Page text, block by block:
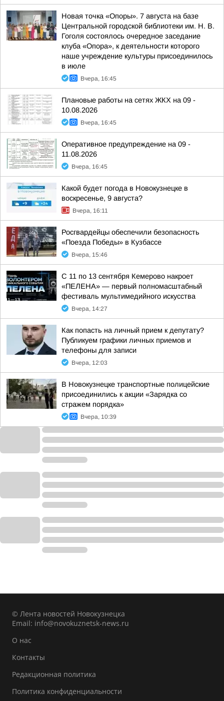
Новая точка «Опоры». 7 августа на базе
Центральной городской библиотеки им. Н. В.
Гоголя состоялось очередное заседание
клуба «Опора», к деятельности которого
наше учреждение культуры присоединилось
в июле
Вчера, 16:45
Плановые работы на сетях ЖКХ на 09 -
10.08.2026
Вчера, 16:45
Оперативное предупреждение на 09 -
11.08.2026
Вчера, 16:45
Какой будет погода в Новокузнецке в
воскресенье, 9 августа?
Вчера, 16:11
Росгвардейцы обеспечили безопасность
«Поезда Победы» в Кузбассе
Вчера, 15:46
С 11 по 13 сентября Кемерово накроет
«ПЕЛЕНА» — первый полномасштабный
фестиваль мультимедийного искусства
Вчера, 14:27
Как попасть на личный прием к депутату?
Публикуем графики личных приемов и
телефоны для записи
Вчера, 12:03
В Новокузнецке транспортные полицейские
присоединились к акции «Зарядка со
стражем порядка»
Вчера, 10:39
© Лента новостей Новокузнецка
Email: info@novokuznetsk-news.ru
О нас
Контакты
Редакционная политика
Политика конфиденциальности